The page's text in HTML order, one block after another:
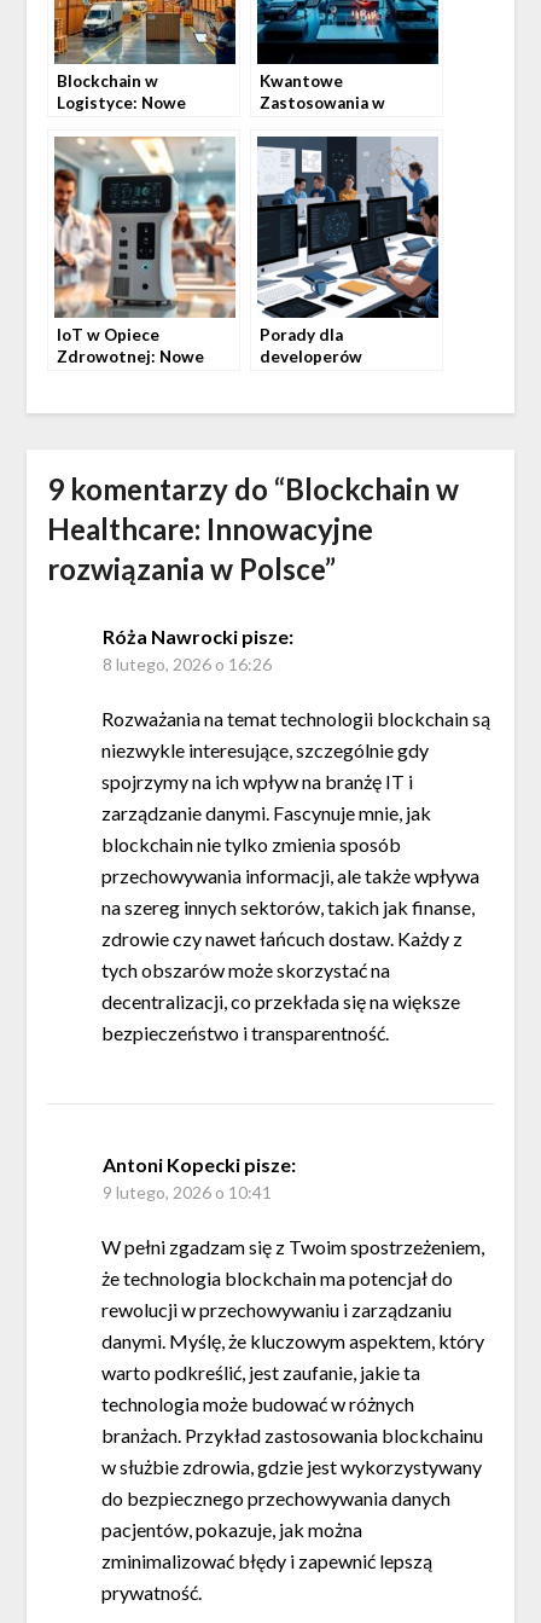
Blockchain w
Logistyce: Nowe
Rozwiązania
Kwantowe
Zastosowania w
Innowacyjne
Rozwiązania
IoT w Opiece
Zdrowotnej: Nowe
Porady dla
developerów
9 komentarzy do “Blockchain w
Healthcare: Innowacyjne
rozwiązania w Polsce”
Róża Nawrocki pisze:
8 lutego, 2026 o 16:26
Rozważania na temat technologii blockchain są
niezwykle interesujące, szczególnie gdy
spojrzymy na ich wpływ na branżę IT i
zarządzanie danymi. Fascynuje mnie, jak
blockchain nie tylko zmienia sposób
przechowywania informacji, ale także wpływa
na szereg innych sektorów, takich jak finanse,
zdrowie czy nawet łańcuch dostaw. Każdy z
tych obszarów może skorzystać na
decentralizacji, co przekłada się na większe
bezpieczeństwo i transparentność.
Antoni Kopecki pisze:
9 lutego, 2026 o 10:41
W pełni zgadzam się z Twoim spostrzeżeniem,
że technologia blockchain ma potencjał do
rewolucji w przechowywaniu i zarządzaniu
danymi. Myślę, że kluczowym aspektem, który
warto podkreślić, jest zaufanie, jakie ta
technologia może budować w różnych
branżach. Przykład zastosowania blockchainu
w służbie zdrowia, gdzie jest wykorzystywany
do bezpiecznego przechowywania danych
pacjentów, pokazuje, jak można
zminimalizować błędy i zapewnić lepszą
prywatność.